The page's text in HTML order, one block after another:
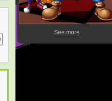
See more